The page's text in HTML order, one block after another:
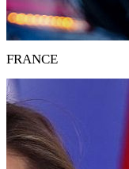
FRANCE